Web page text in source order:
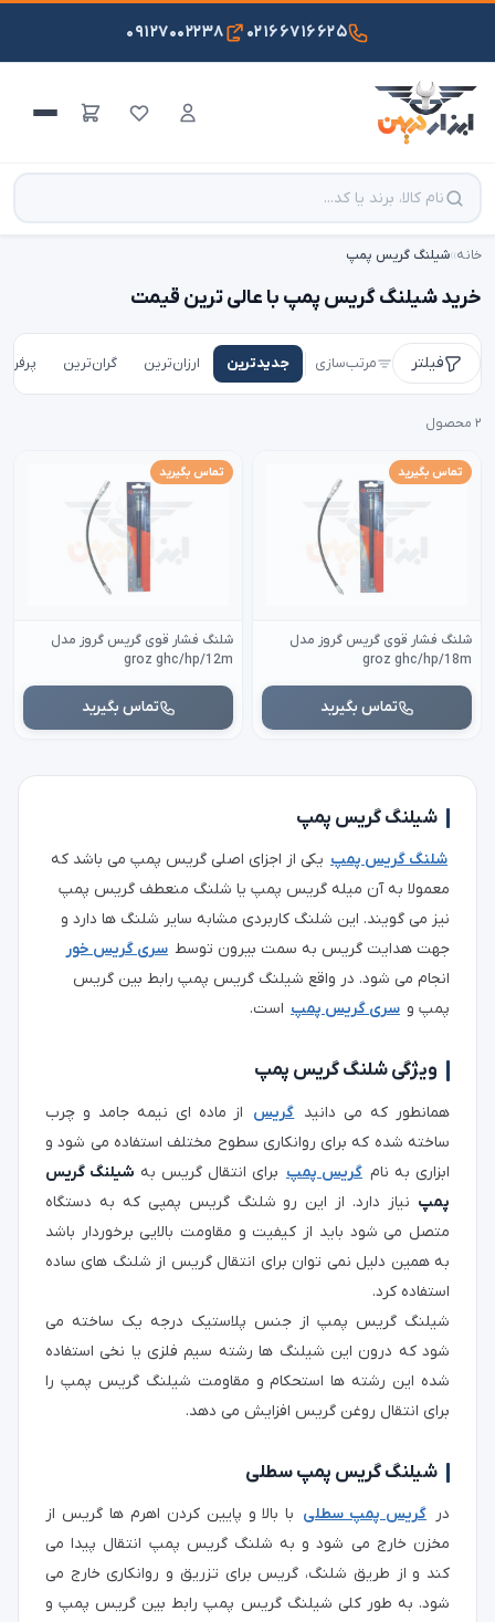
۰۲۱۶۶۷۱۶۶۲۵ ۰۹۱۲۷۰۰۲۲۳۸
خانه›
›شیلنگ گریس پمپ
خرید شیلنگ گریس پمپ با عالی ترین قیمت
فیلتر مرتب‌سازی جدیدترین ارزان‌ترین گران‌ترین
۲ محصول
تماس بگیرید
شلنگ فشار قوی گریس گروز مدل
groz ghc/hp/18m
تماس بگیرید
تماس بگیرید
شلنگ فشار قوی گریس گروز مدل
groz ghc/hp/12m
تماس بگیرید
شیلنگ گریس پمپ
شلنگ گریس پمپ یکی از اجزای اصلی گریس پمپ می باشد که
معمولا به آن میله گریس پمپ یا شلنگ منعطف گریس پمپ
نیز می گویند. این شلنگ کاربردی مشابه سایر شلنگ ها دارد و
جهت هدایت گریس به سمت بیرون توسط سری گریس خور
انجام می شود. در واقع شیلنگ گریس پمپ رابط بین گریس
پمپ و سری گریس پمپ است.
ویژگی شلنگ گریس پمپ
همانطور که می دانید گریس از ماده ای نیمه جامد و چرب
ساخته شده که برای روانکاری سطوح مختلف استفاده می شود و
ابزاری به نام گریس پمپ برای انتقال گریس به شیلنگ گریس
پمپ نیاز دارد. از این رو شلنگ گریس پمپی که به دستگاه
متصل می شود باید از کیفیت و مقاومت بالایی برخوردار باشد
به همین دلیل نمی توان برای انتقال گریس از شلنگ های ساده
استفاده کرد.
شیلنگ گریس پمپ از جنس پلاستیک درجه یک ساخته می
شود که درون این شیلنگ ها رشته سیم فلزی یا نخی استفاده
شده این رشته ها استحکام و مقاومت شیلنگ گریس پمپ را
برای انتقال روغن گریس افزایش می دهد.
شیلنگ گریس پمپ سطلی
در گریس پمپ سطلی با بالا و پایین کردن اهرم ها گریس از
مخزن خارج می شود و به شلنگ گریس پمپ انتقال پیدا می
کند و از طریق شلنگ، گریس برای تزریق و روانکاری خارج می
شود. به طور کلی شیلنگ گریس پمپ رابط بین گریس پمپ و